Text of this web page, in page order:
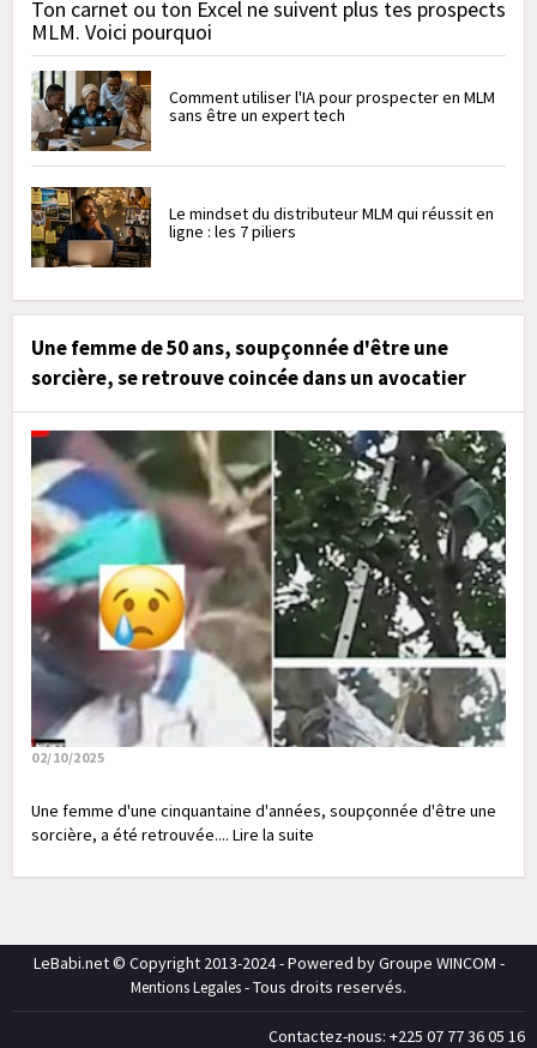
Ton carnet ou ton Excel ne suivent plus tes prospects
MLM. Voici pourquoi
Comment utiliser l'IA pour prospecter en MLM
sans être un expert tech
Le mindset du distributeur MLM qui réussit en
ligne : les 7 piliers
Une femme de 50 ans, soupçonnée d'être une
sorcière, se retrouve coincée dans un avocatier
02/10/2025
Une femme d'une cinquantaine d'années, soupçonnée d'être une
sorcière, a été retrouvée.... Lire la suite
LeBabi.net © Copyright 2013-2024 - Powered by Groupe WINCOM -
Mentions Legales- Tous droits reservés.
Contactez-nous: +225 07 77 36 05 16